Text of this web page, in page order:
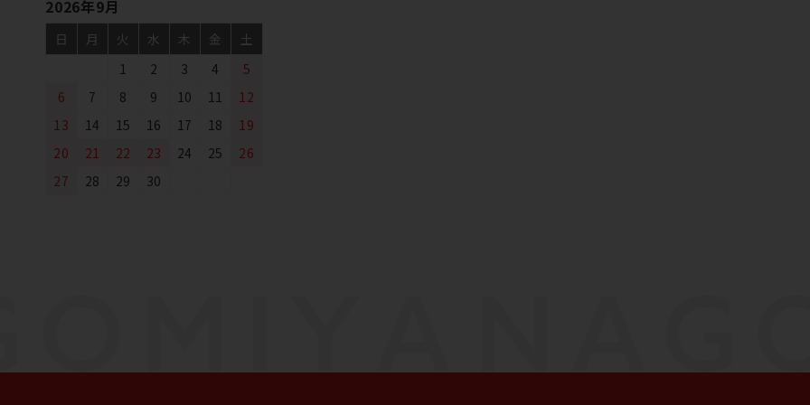
2026年9月
日 月 火 水 木 金
土
1
2 3 4
5
6
7 8 9 10 11
12
13
14 15 16 17 18
19
20
21 22 23 24 25
26
27
28 29 30